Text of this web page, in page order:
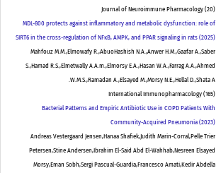
Journal of Neuroimmune Pharmacology (20)
MDL-800 protects against inflammatory and metabolic dysfunction: role of
SIRT6 in the cross-regulation of NFκB, AMPK, and PPAR signaling in rats (2025)
Mahfouz M.M.,Elmowafy R.,AbuoHashish N.A.,Anwer H.M.,Gaafar A.,Saber
S.,Hamad R.S.,Elmetwally A.A.m.,Elmorsy E.A.,Hasan W.A.,Farrag A.A.,Ahmed
W.M.S.,Ramadan A.,Elsayed M.,Morsy N.E.,Hellal D.,Shata A.
International Immunopharmacology (165)
Bacterial Patterns and Empiric Antibiotic Use in COPD Patients With
Community-Acquired Pneumonia (2023)
Andreas Vestergaard Jensen,Hanaa Shafiek,Judith Marin-Corral,Pelle Trier
Petersen,Stine Andersen,Ibrahim El-Said Abd El-Wahhab,Nesreen Elsayed
Morsy,Eman Sobh,Sergi Pascual-Guardia,Francesco Amati,Kedir Abdella